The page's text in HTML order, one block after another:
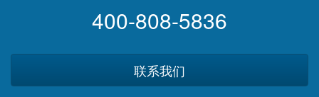
400-808-5836
联系我们